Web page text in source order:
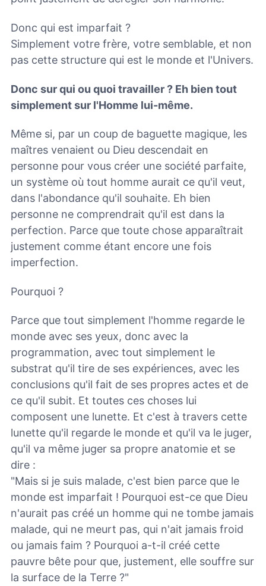
Donc qui est imparfait ?
Simplement votre frère, votre semblable, et non
pas cette structure qui est le monde et l'Univers.
Donc sur qui ou quoi travailler ? Eh bien tout
simplement sur l'Homme lui-même.
Même si, par un coup de baguette magique, les
maîtres venaient ou Dieu descendait en
personne pour vous créer une société parfaite,
un système où tout homme aurait ce qu'il veut,
dans l'abondance qu'il souhaite. Eh bien
personne ne comprendrait qu'il est dans la
perfection. Parce que toute chose apparaîtrait
justement comme étant encore une fois
imperfection.
Pourquoi ?
Parce que tout simplement l'homme regarde le
monde avec ses yeux, donc avec la
programmation, avec tout simplement le
substrat qu'il tire de ses expériences, avec les
conclusions qu'il fait de ses propres actes et de
ce qu'il subit. Et toutes ces choses lui
composent une lunette. Et c'est à travers cette
lunette qu'il regarde le monde et qu'il va le juger,
qu'il va même juger sa propre anatomie et se
dire :
"Mais si je suis malade, c'est bien parce que le
monde est imparfait ! Pourquoi est-ce que Dieu
n'aurait pas créé un homme qui ne tombe jamais
malade, qui ne meurt pas, qui n'ait jamais froid
ou jamais faim ? Pourquoi a-t-il créé cette
pauvre bête pour que, justement, elle souffre sur
la surface de la Terre ?"